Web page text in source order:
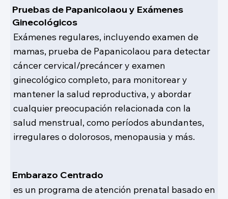
Pruebas de Papanicolaou y Exámenes
Ginecológicos
Exámenes regulares, incluyendo examen de
mamas, prueba de Papanicolaou para detectar
cáncer cervical/precáncer y examen
ginecológico completo, para monitorear y
mantener la salud reproductiva, y abordar
cualquier preocupación relacionada con la
salud menstrual, como períodos abundantes,
irregulares o dolorosos, menopausia y más.
Embarazo Centrado
es un programa de atención prenatal basado en